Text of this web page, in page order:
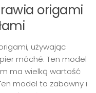
origami
używając
mâché. Ten model
ma wielką wartość
model to zabawny i